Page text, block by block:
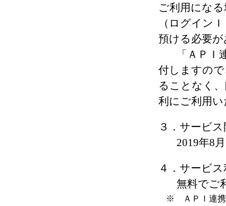
ご利用にな
（ログイン
預ける必要
「ＡＰ
付しますの
ることなく
利にご利用
３．サービ
2019年8
４．サービ
無料でご
※ ＡＰＩ連携